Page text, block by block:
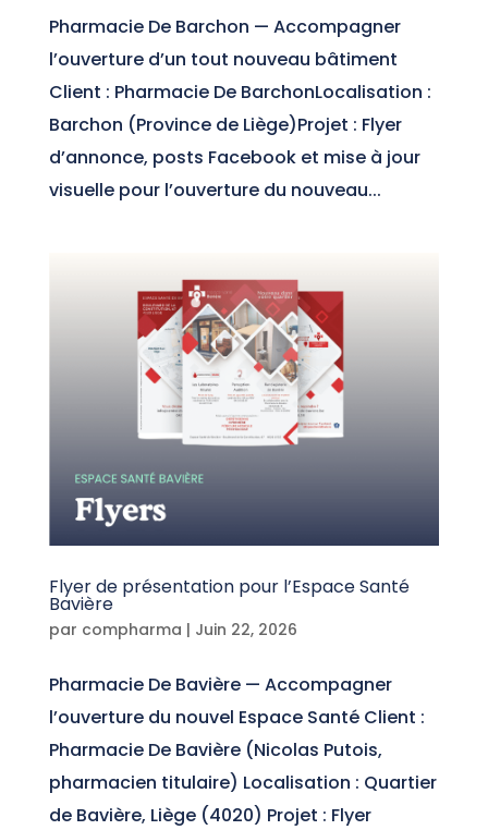
Pharmacie De Barchon — Accompagner
l’ouverture d’un tout nouveau bâtiment
Client : Pharmacie De BarchonLocalisation :
Barchon (Province de Liège)Projet : Flyer
d’annonce, posts Facebook et mise à jour
visuelle pour l’ouverture du nouveau...
Flyer de présentation pour l’Espace Santé
Bavière
par compharma | Juin 22, 2026
Pharmacie De Bavière — Accompagner
l’ouverture du nouvel Espace Santé Client :
Pharmacie De Bavière (Nicolas Putois,
pharmacien titulaire) Localisation : Quartier
de Bavière, Liège (4020) Projet : Flyer